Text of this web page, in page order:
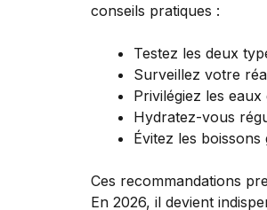
conseils pratiques :
Testez les deux
Surveillez votre
Privilégiez les
Hydratez-vous
Évitez les
Ces recommandations
En 2026, il devient